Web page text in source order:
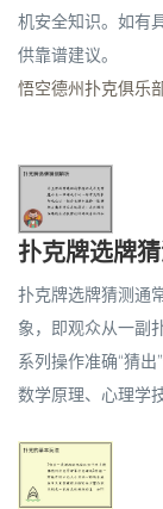
机安全知识。如有
供靠谱建议。
悟空德州扑克俱乐
扑克牌选牌
扑克牌选牌猜测通
象，即观众从一副
系列操作准确“猜
数学原理、心理学技